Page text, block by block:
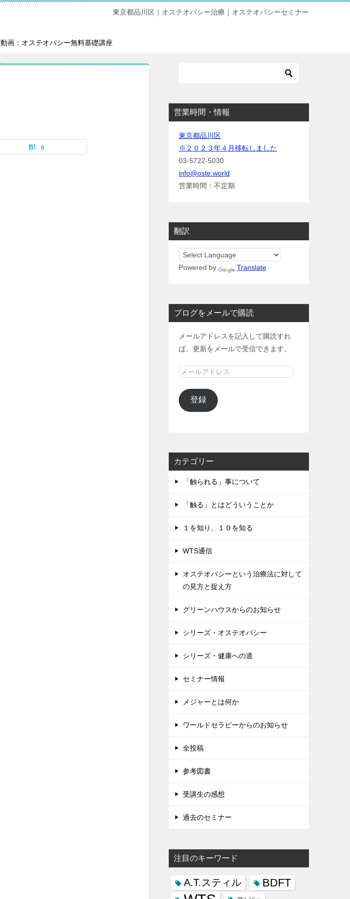
東京都品川区｜オステオパシー治療｜オステオパシーセミナー
動画：オステオパシー無料基礎講座
0
営業時間・情報
東京都品川区
※２０２３年４月移転しました
03-5722-5030
info@oste.world
営業時間：不定期
翻訳
Powered by Translate
ブログをメールで購読
メールアドレスを記入して購読すれ
ば、更新をメールで受信できます。
メ
ル
ア
登録
カテゴリー
「触られる」事について
「触る」とはどういうことか
１を知り、１０を知る
WTS通信
オステオパシーという治療法に対して
の見方と捉え方
グリーンハウスからのお知らせ
シリーズ・オステオパシー
シリーズ・健康への道
セミナー情報
メジャーとは何か
ワールドセラピーからのお知らせ
全投稿
参考図書
受講生の感想
過去のセミナー
注目のキーワード
A.T.スティル BDFT